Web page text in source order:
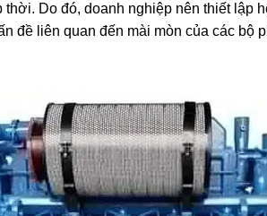
thời. Do đó, doanh nghiệp nên thiết lập
đề liên quan đến mài mòn của các